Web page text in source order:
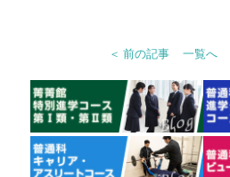
＜ 前の記事 一覧へ